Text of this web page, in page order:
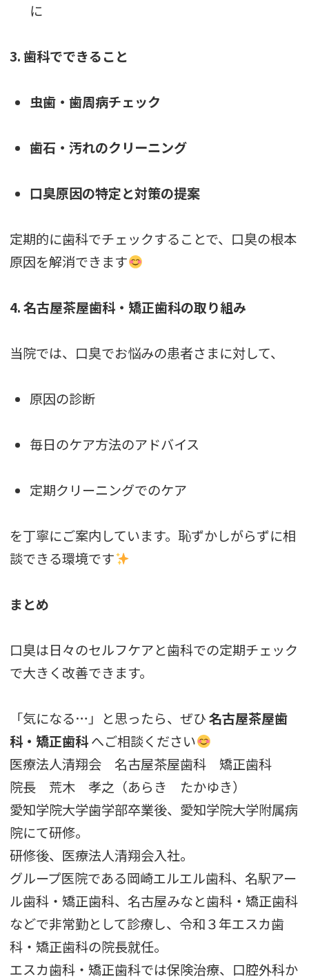
に
3. 歯科でできること
虫歯・歯周病チェック
歯石・汚れのクリーニング
口臭原因の特定と対策の提案
定期的に歯科でチェックすることで、口臭の根本
原因を解消できます
4. 名古屋茶屋歯科・矯正歯科の取り組み
当院では、口臭でお悩みの患者さまに対して、
原因の診断
毎日のケア方法のアドバイス
定期クリーニングでのケア
を丁寧にご案内しています。恥ずかしがらずに相
談できる環境です
まとめ
口臭は日々のセルフケアと歯科での定期チェック
で大きく改善できます。
「気になる…」と思ったら、ぜひ名古屋茶屋歯
科・矯正歯科へご相談ください
医療法人清翔会 名古屋茶屋歯科 矯正歯科
院長 荒木 孝之（あらき たかゆき）
愛知学院大学歯学部卒業後、愛知学院大学附属病
院にて研修。
研修後、医療法人清翔会入社。
グループ医院である岡崎エルエル歯科、名駅アー
ル歯科・矯正歯科、名古屋みなと歯科・矯正歯科
などで非常勤として診療し、令和３年エスカ歯
科・矯正歯科の院長就任。
エスカ歯科・矯正歯科では保険治療、口腔外科か